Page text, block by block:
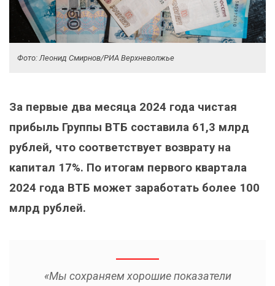
Фото: Леонид Смирнов/РИА Верхневолжье
За первые два месяца 2024 года чистая
прибыль Группы ВТБ составила 61,3 млрд
рублей, что соответствует возврату на
капитал 17%. По итогам первого квартала
2024 года ВТБ может заработать более 100
млрд рублей.
«Мы сохраняем хорошие показатели